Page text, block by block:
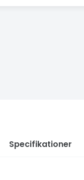
Specifikationer